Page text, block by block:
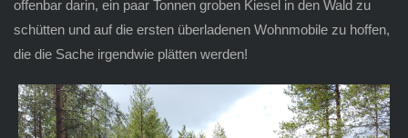
offenbar darin, ein paar Tonnen groben Kiesel in den Wald zu
schütten und auf die ersten überladenen Wohnmobile zu hoffen,
die die Sache irgendwie plätten werden!